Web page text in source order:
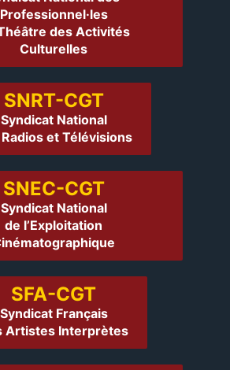
Professionnel·les
des Activités
Culturelles
SNRT-CGT
Syndicat National
et Télévisions
SNEC-CGT
Syndicat National
de l’Exploitation
SFA-CGT
Syndicat Français
Artistes Interprètes